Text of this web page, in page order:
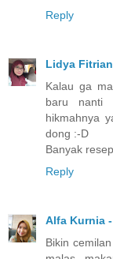
Reply
Lidya Fitrian
Kalau ga
baru nanti
hikmahnya
dong :-D
Banyak
Reply
Alfa Kurnia
Bikin